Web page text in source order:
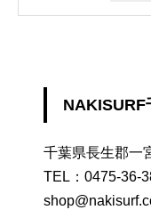
NAKISURF
千葉県長生郡一
TEL： 0475-36-